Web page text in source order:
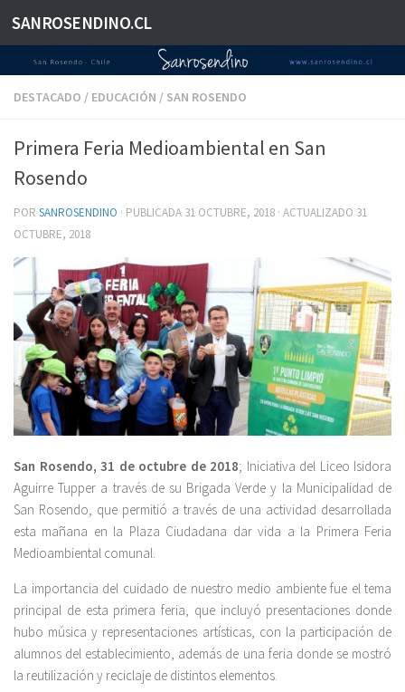
Saltar al contenido
SANROSENDINO.CL
DESTACADO / EDUCACIÓN / SAN ROSENDO
Primera Feria Medioambiental en San
Rosendo
POR SANROSENDINO · PUBLICADA 31 OCTUBRE, 2018 · ACTUALIZADO 31
OCTUBRE, 2018
San Rosendo, 31 de octubre de 2018; Iniciativa del Liceo Isidora
Aguirre Tupper a través de su Brigada Verde y la Municipalidad de
San Rosendo, que permitió a través de una actividad desarrollada
esta mañana en la Plaza Ciudadana dar vida a la Primera Feria
Medioambiental comunal.
La importancia del cuidado de nuestro medio ambiente fue el tema
principal de esta primera feria, que incluyó presentaciones donde
hubo música y representaciones artísticas, con la participación de
alumnos del establecimiento, además de una feria donde se mostró
la reutilización y reciclaje de distintos elementos.